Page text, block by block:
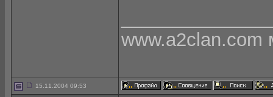
www.a2clan.com
15.11.2004 09:53